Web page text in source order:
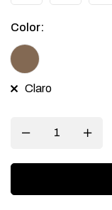
Color:
Claro